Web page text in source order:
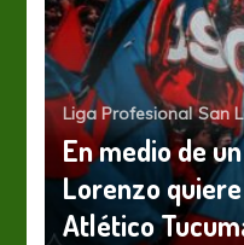
Liga Profesional San
En medio de
Lorenzo
Atlético